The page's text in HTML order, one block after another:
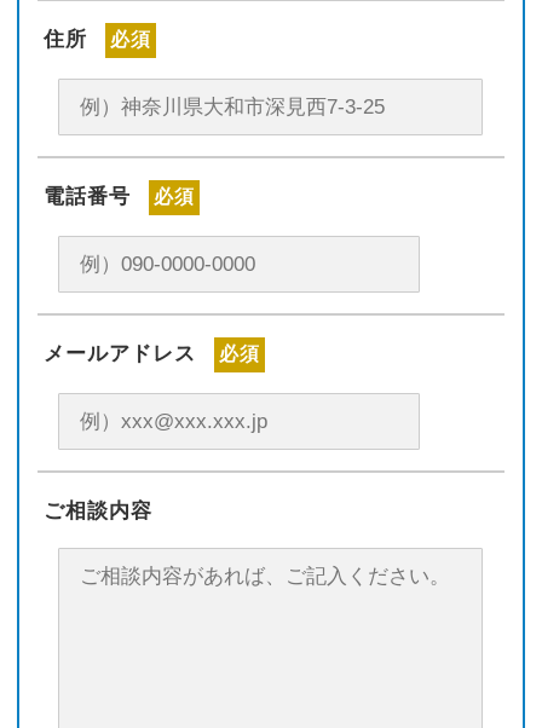
住所 必須
電話番号 必須
メールアドレス 必須
ご相談内容